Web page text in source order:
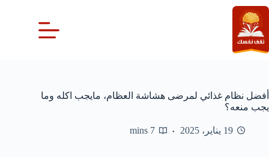
التجاوز
إلى
المحتوى
أفضل نظام غذائي لمرضى هشاشة العظام، مايجب اكله وما
يجب منعه؟
19 يناير، 2025 7 mins